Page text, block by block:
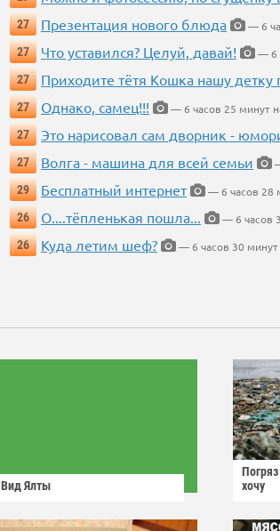
27
Презентация нового блюда
— 6
27
Что уставился? Целуй, давай!
— 6
27
Приходите тётя Кошка нашу детку
27
Однако, самец!!!
— 6 часов 25 минут
27
Это нарисовал сам дворник -
27
Волга - машина для всей семьи
29
Бесплатный интернет
— 6 часов 28
26
О....тёпленькая пошла...
— 6 часов
26
Куда летим шеф? — 6 часов 30 минут
Вид Ялты
хочу